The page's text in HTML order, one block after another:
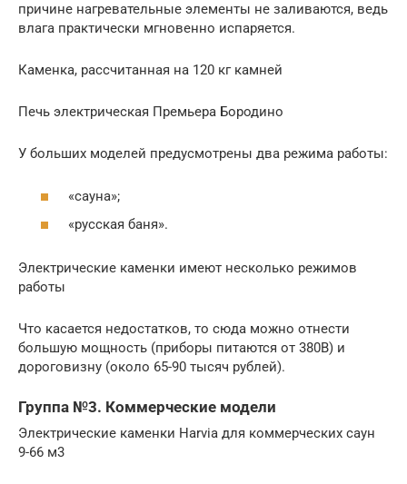
причине нагревательные элементы не заливаются, ведь
влага практически мгновенно испаряется.
Каменка, рассчитанная на 120 кг камней
Печь электрическая Премьера Бородино
У больших моделей предусмотрены два режима работы:
«сауна»;
«русская баня».
Электрические каменки имеют несколько режимов
работы
Что касается недостатков, то сюда можно отнести
большую мощность (приборы питаются от 380В) и
дороговизну (около 65-90 тысяч рублей).
Группа №3. Коммерческие модели
Электрические каменки Harvia для коммерческих саун
9-66 м3